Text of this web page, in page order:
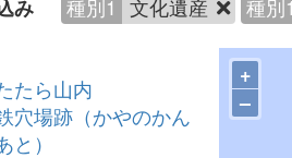
み 種別1 文化遺産 種別1
たら山内
穴場跡（かやのかん
と）
+
–